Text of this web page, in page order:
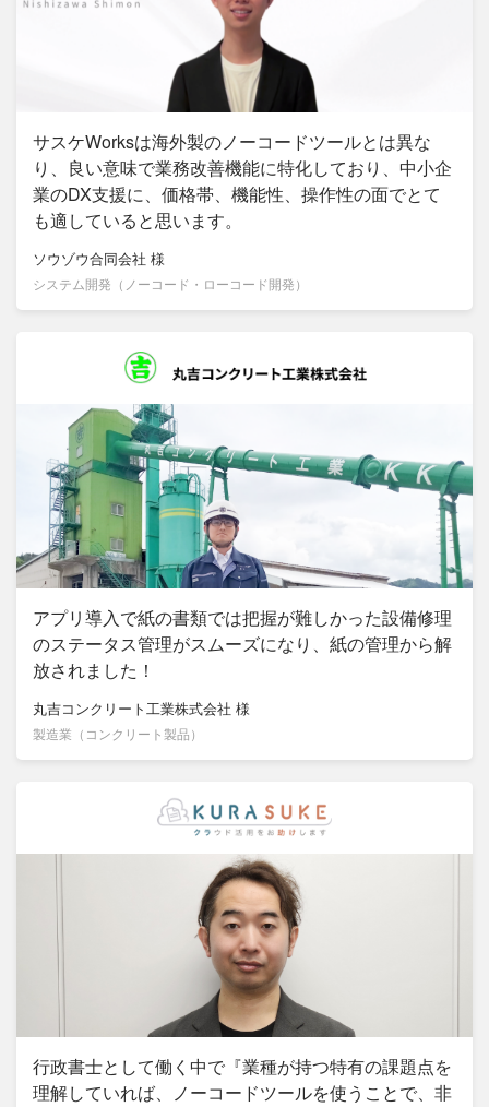
サスケWorksは海外製のノーコードツールとは異な
り、良い意味で業務改善機能に特化しており、中小企
業のDX支援に、価格帯、機能性、操作性の面でとて
も適していると思います。
ソウゾウ合同会社 様
システム開発（ノーコード・ローコード開発）
アプリ導入で紙の書類では把握が難しかった設備修理
のステータス管理がスムーズになり、紙の管理から解
放されました！
丸吉コンクリート工業株式会社 様
製造業（コンクリート製品）
行政書士として働く中で『業種が持つ特有の課題点を
理解していれば、ノーコードツールを使うことで、非